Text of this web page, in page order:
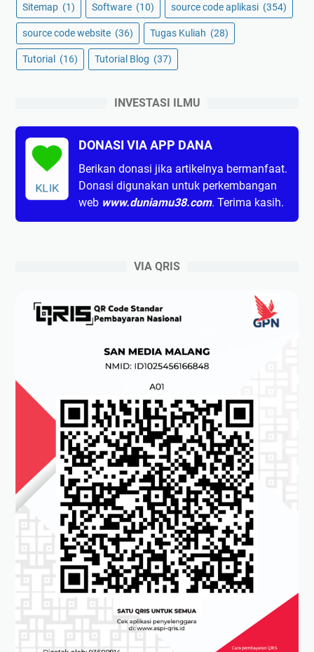
Sitemap (1) Software (10) source code aplikasi (354)
source code website (36) Tugas Kuliah (28)
Tutorial (16) Tutorial Blog (37)
INVESTASI ILMU
KLIK
DONASI VIA APP DANA
Berikan donasi jika artikelnya bermanfaat.
Donasi digunakan untuk perkembangan
web www.duniamu38.com. Terima kasih.
VIA QRIS